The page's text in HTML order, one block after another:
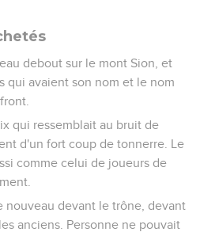
debout sur le mont Sion, et
qui avaient son nom et le nom
qui ressemblait au bruit de
d'un fort coup de tonnerre. Le
comme celui de joueurs de
nouveau devant le trône, devant
anciens. Personne ne pouvait